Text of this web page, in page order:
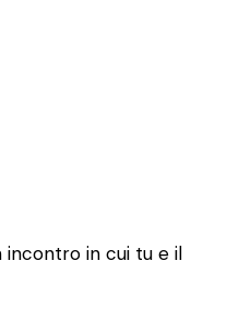
incontro in cui tu e il